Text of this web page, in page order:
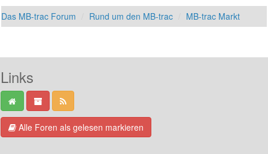
Das MB-trac Forum Rund um den MB-trac MB-trac Markt
Links
Alle Foren als gelesen markieren